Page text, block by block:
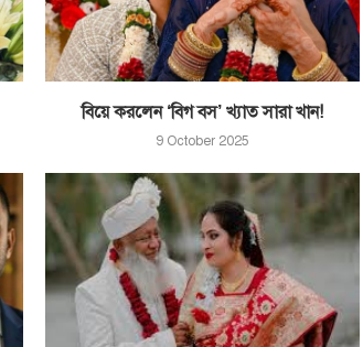
বিয়ে করলেন ‘বিগ বস’ খ্যাত সারা খান!
9 October 2025